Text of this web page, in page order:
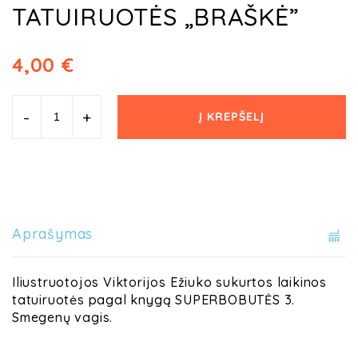
TATUIRUOTĖS „BRAŠKĖ”
4,00 €
- + Į KREPŠELĮ
Aprašymas
Iliustruotojos Viktorijos Ežiuko sukurtos laikinos
tatuiruotės pagal knygąSUPERBOBUTĖS 3.
Smegenų vagis.